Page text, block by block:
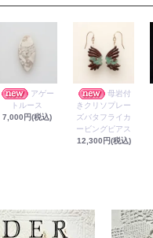
アゲー
トルース
7,000円(税込)
母岩付
きクリソプレー
ズバタフライカ
ービングピアス
12,300円(税込)